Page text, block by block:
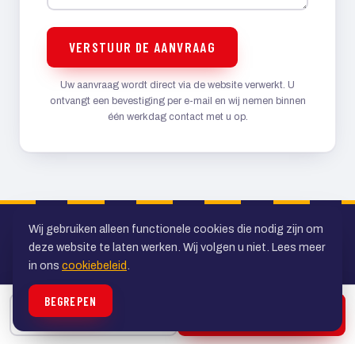
VERSTUUR DE AANVRAAG
Uw aanvraag wordt direct via de website verwerkt. U
ontvangt een bevestiging per e-mail en wij nemen binnen
één werkdag contact met u op.
Uw specialist in personenvervoer in de
regio Utrecht. Al ruim veertig jaar
Wij gebruiken alleen functionele cookies die nodig zijn om
deze website te laten werken. Wij volgen u niet. Lees meer
in ons cookiebeleid
BEGREPEN
BELLEN